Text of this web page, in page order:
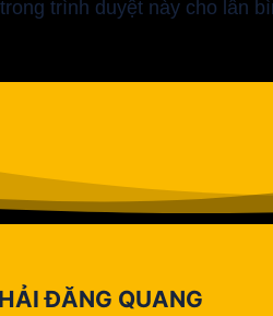
trình duyệt này cho lần
ĐĂNG QUANG